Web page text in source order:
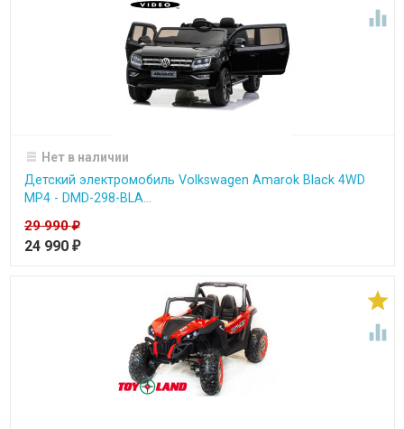

Нет в наличии
Детский электромобиль Volkswagen Amarok Black 4WD
MP4 - DMD-298-BLA...
29 990₽
24 990 ₽

